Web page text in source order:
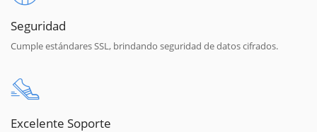
Seguridad
Cumple estándares SSL, brindando seguridad de datos cifrados.
Excelente Soporte